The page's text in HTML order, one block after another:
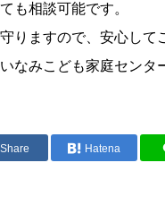
も相談可能です。
りますので、安心して
みこども家庭セン
Share Hatena